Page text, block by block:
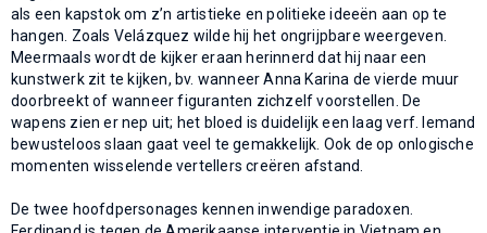
als een kapstok om z’n artistieke en politieke ideeën aan op te
hangen. Zoals Velázquez wilde hij het ongrijpbare weergeven.
Meermaals wordt de kijker eraan herinnerd dat hij naar een
kunstwerk zit te kijken, bv. wanneer Anna Karina de vierde muur
doorbreekt of wanneer figuranten zichzelf voorstellen. De
wapens zien er nep uit; het bloed is duidelijk een laag verf. Iemand
bewusteloos slaan gaat veel te gemakkelijk. Ook de op onlogische
momenten wisselende vertellers creëren afstand.
De twee hoofdpersonages kennen inwendige paradoxen.